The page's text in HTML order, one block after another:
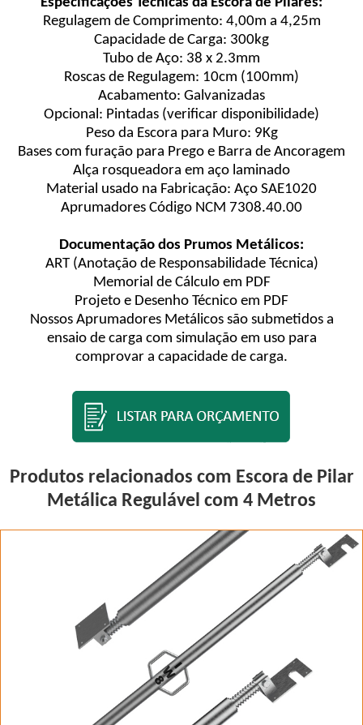
Regulagem de Comprimento: 4,00m a 4,25m
Capacidade de Carga: 300kg
Tubo de Aço: 38 x 2.3mm
Roscas de Regulagem: 10cm (100mm)
Acabamento: Galvanizadas
Opcional: Pintadas (verificar disponibilidade)
Peso da Escora para Muro: 9Kg
Bases com furação para Prego e Barra de Ancoragem
Alça rosqueadora em aço laminado
Material usado na Fabricação: Aço SAE1020
Aprumadores Código NCM 7308.40.00
Documentação dos Prumos Metálicos:
ART (Anotação de Responsabilidade Técnica)
Memorial de Cálculo em PDF
Projeto e Desenho Técnico em PDF
Nossos Aprumadores Metálicos são submetidos a
ensaio de carga com simulação em uso para
comprovar a capacidade de carga.
Produtos relacionados com Escora de Pilar
Metálica Regulável com 4 Metros